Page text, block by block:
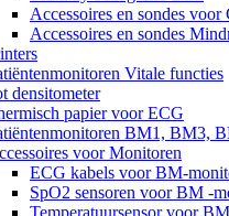
Accessoires en sondes voor
Accessoires en sondes
Vitale functies
densitometer
papier voor ECG
BM1, BM3,
voor Monitoren
ECG kabels voor BM-
SpO2 sensoren voor BM -
Temperatuursensor voor